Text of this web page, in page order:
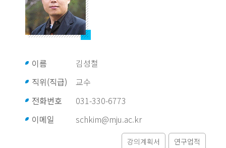
이름
김성철
직위(직급)
교수
전화번호
031-330-6773
이메일
schkim@mju.ac.kr
강의계획서 연구업적